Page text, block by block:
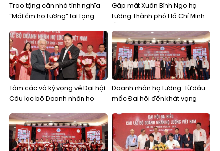
Trao tặng căn nhà tình nghĩa
“Mái ấm họ Lương” tại Lạng
Gặp mặt Xuân Bính Ngọ họ
Lương Thành phố Hồ Chí Minh:
thế hệ
Tâm đắc và kỳ vọng về Đại hội
Câu lạc bộ Doanh nhân họ
Doanh nhân họ Lương: Từ dấu
mốc Đại hội đến khát vọng
doanh bền vững